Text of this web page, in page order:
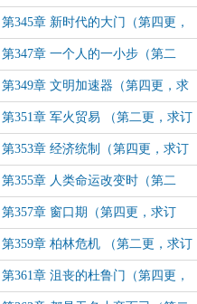
更，求订阅）
第345章 新时代的大门（第四更，
求订阅）
第347章 一个人的一小步（第二
更，求订阅）
第349章 文明加速器（第四更，求
订阅）
第351章 军火贸易 （第二更，求订
阅）
第353章 经济统制（第四更，求订
阅）
第355章 人类命运改变时（第二
更，求订阅）
第357章 窗口期（第四更，求订
阅）
第359章 柏林危机 （第二更，求订
阅）
第361章 沮丧的杜鲁门（第四更，